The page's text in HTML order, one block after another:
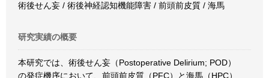
術後せん妄 / 術後神経認知機能障害 / 前頭前皮質 / 海馬
研究実績の概要
本研究では、術後せん妄（Postoperative Delirium; POD）
の発症機序において、前頭前皮質（PFC）と海馬（HPC）